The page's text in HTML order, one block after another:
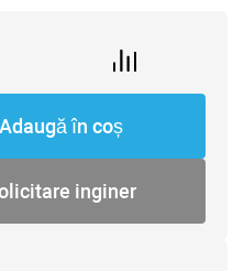
în coș
inginer